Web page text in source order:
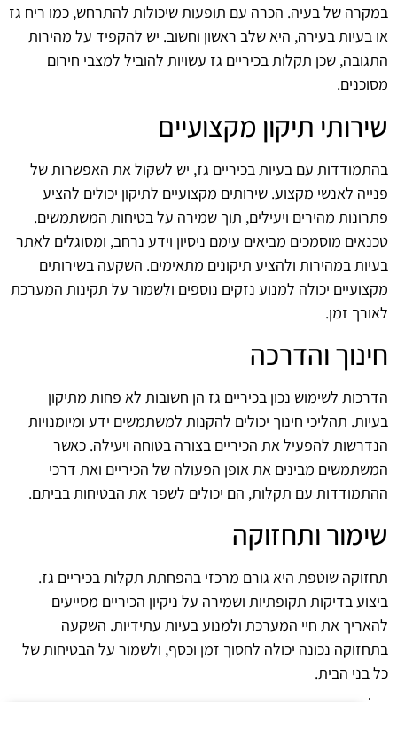
במקרה של בעיה. הכרה עם תופעות שיכולות להתרחש, כמו ריח גז
או בעיות בעירה, היא שלב ראשון וחשוב. יש להקפיד על מהירות
התגובה, שכן תקלות בכיריים גז עשויות להוביל למצבי חירום
מסוכנים.
שירותי תיקון מקצועיים
בהתמודדות עם בעיות בכיריים גז, יש לשקול את האפשרות של
פנייה לאנשי מקצוע. שירותים מקצועיים לתיקון יכולים להציע
פתרונות מהירים ויעילים, תוך שמירה על בטיחות המשתמשים.
טכנאים מוסמכים מביאים עימם ניסיון וידע נרחב, ומסוגלים לאתר
בעיות במהירות ולהציע תיקונים מתאימים. השקעה בשירותים
מקצועיים יכולה למנוע נזקים נוספים ולשמור על תקינות המערכת
לאורך זמן.
חינוך והדרכה
הדרכות לשימוש נכון בכיריים גז הן חשובות לא פחות מתיקון
בעיות. תהליכי חינוך יכולים להקנות למשתמשים ידע ומיומנויות
הנדרשות להפעיל את הכיריים בצורה בטוחה ויעילה. כאשר
המשתמשים מבינים את אופן הפעולה של הכיריים ואת דרכי
ההתמודדות עם תקלות, הם יכולים לשפר את הבטיחות בביתם.
שימור ותחזוקה
תחזוקה שוטפת היא גורם מרכזי בהפחתת תקלות בכיריים גז.
ביצוע בדיקות תקופתיות ושמירה על ניקיון הכיריים מסייעים
להאריך את חיי המערכת ולמנוע בעיות עתידיות. השקעה
בתחזוקה נכונה יכולה לחסוך זמן וכסף, ולשמור על הבטיחות של
כל בני הבית.